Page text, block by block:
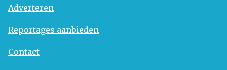
Adverteren
Reportages aanbieden
Contact